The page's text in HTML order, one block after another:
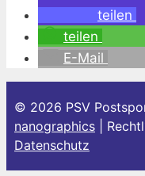
teilen
teilen
E-Mail
© 2026 PSV
nanographics |
Datenschutz